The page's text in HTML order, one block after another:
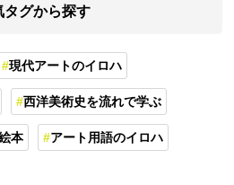
タグから探す
現代アートのイロハ
西洋美術史を流れで学ぶ
本 アート用語のイロハ